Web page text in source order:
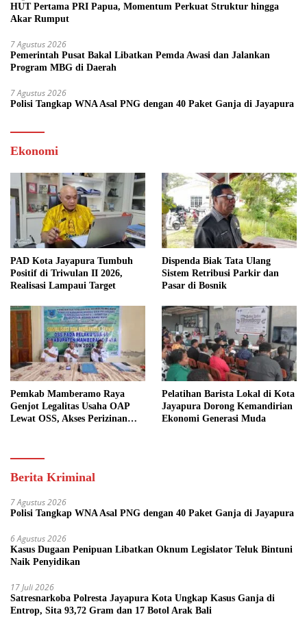
HUT Pertama PRI Papua, Momentum Perkuat Struktur hingga
Akar Rumput
7 Agustus 2026
Pemerintah Pusat Bakal Libatkan Pemda Awasi dan Jalankan
Program MBG di Daerah
7 Agustus 2026
Polisi Tangkap WNA Asal PNG dengan 40 Paket Ganja di Jayapura
Ekonomi
PAD Kota Jayapura Tumbuh
Positif di Triwulan II 2026,
Realisasi Lampaui Target
Dispenda Biak Tata Ulang
Sistem Retribusi Parkir dan
Pasar di Bosnik
Pemkab Mamberamo Raya
Genjot Legalitas Usaha OAP
Lewat OSS, Akses Perizinan
Pelatihan Barista Lokal di Kota
Jayapura Dorong Kemandirian
Ekonomi Generasi Muda
Berita Kriminal
7 Agustus 2026
Polisi Tangkap WNA Asal PNG dengan 40 Paket Ganja di Jayapura
6 Agustus 2026
Kasus Dugaan Penipuan Libatkan Oknum Legislator Teluk Bintuni
Naik Penyidikan
17 Juli 2026
Satresnarkoba Polresta Jayapura Kota Ungkap Kasus Ganja di
Entrop, Sita 93,72 Gram dan 17 Botol Arak Bali